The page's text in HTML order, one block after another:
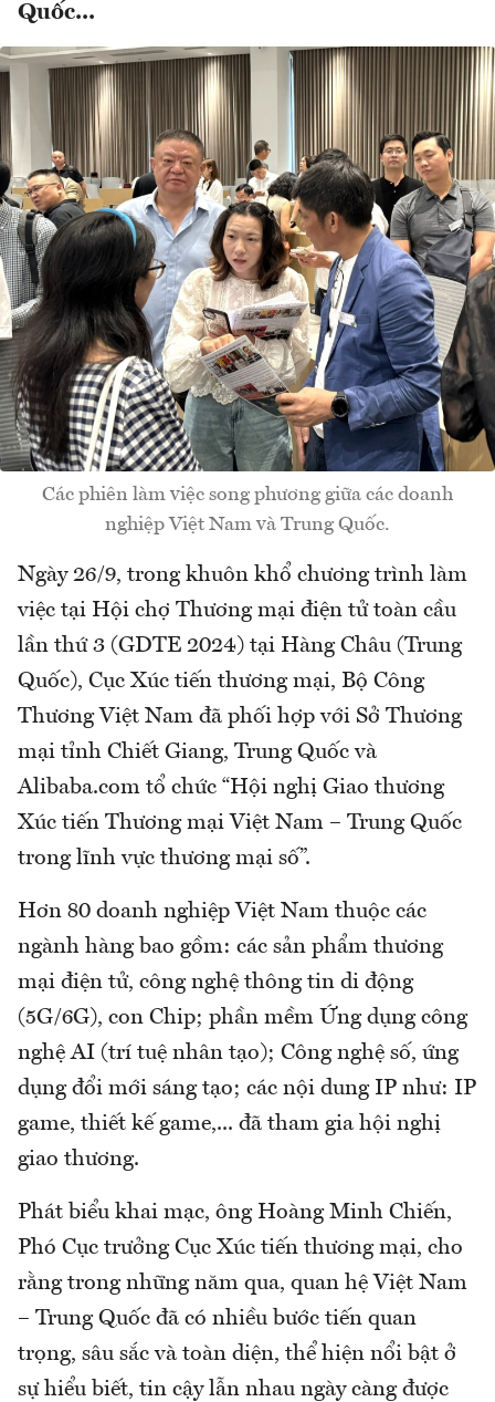
Quốc...
Các phiên làm việc song phương giữa các doanh
nghiệp Việt Nam và Trung Quốc.
Ngày 26/9, trong khuôn khổ chương trình làm
việc tại Hội chợ Thương mại điện tử toàn cầu
lần thứ 3 (GDTE 2024) tại Hàng Châu (Trung
Quốc), Cục Xúc tiến thương mại, Bộ Công
Thương Việt Nam đã phối hợp với Sở Thương
mại tỉnh Chiết Giang, Trung Quốc và
Alibaba.com tổ chức “Hội nghị Giao thương
Xúc tiến Thương mại Việt Nam – Trung Quốc
trong lĩnh vực thương mại số”.
Hơn 80 doanh nghiệp Việt Nam thuộc các
ngành hàng bao gồm: các sản phẩm thương
mại điện tử, công nghệ thông tin di động
(5G/6G), con Chip; phần mềm Ứng dụng công
nghệ AI (trí tuệ nhân tạo); Công nghệ số, ứng
dụng đổi mới sáng tạo; các nội dung IP như: IP
game, thiết kế game,... đã tham gia hội nghị
giao thương.
Phát biểu khai mạc, ông Hoàng Minh Chiến,
Phó Cục trưởng Cục Xúc tiến thương mại, cho
rằng trong những năm qua, quan hệ Việt Nam
– Trung Quốc đã có nhiều bước tiến quan
trọng, sâu sắc và toàn diện, thể hiện nổi bật ở
sự hiểu biết, tin cậy lẫn nhau ngày càng được